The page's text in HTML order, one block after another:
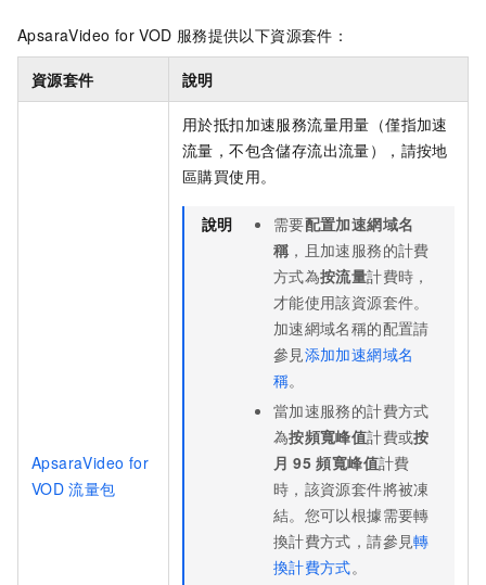
ApsaraVideo for VOD 服務提供以下資源套件：
資源套件 說明
ApsaraVideo for
VOD 流量包
用於抵扣加速服務流量用量 （僅指加速
流量，不包含儲存流出流量）
，請按地
區購買使用。
說明 需要配置加速網域名
稱 ，且加速服務的計費
方式為按流量計費時，
才能使用該資源套件。
加速網域名稱的配置請
參見添加加速網域名
稱。
當加速服務的計費方式
為按頻寬峰值計費或按
月 95 頻寬峰值計費
時，該資源套件將被凍
結。您可以根據需要轉
換計費方式，請參見轉
換計費方式。